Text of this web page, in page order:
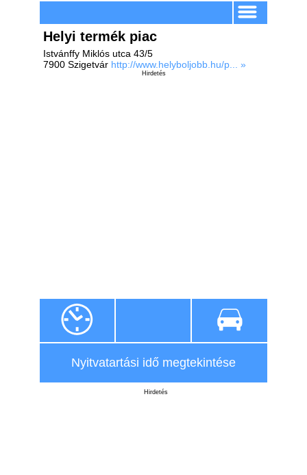
Helyi termék piac
Istvánffy Miklós utca 43/5
7900 Szigetvár http://www.helyboljobb.hu/p... »
Hirdetés
Nyitvatartási idő megtekintése
Hirdetés